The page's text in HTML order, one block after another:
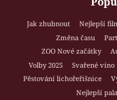
Jak zhubnout Nejlepší
Změna času
ZOO Nové začátky
Volby 2025
Svařené víno
Pěstování lichořeřišnice
Nejlepší